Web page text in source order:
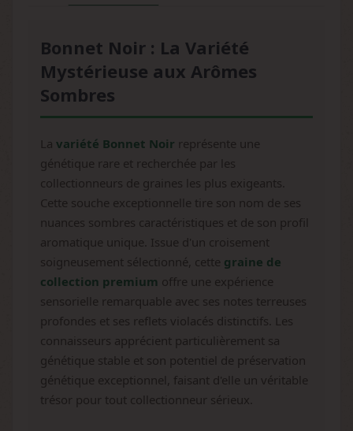
Bonnet Noir : La Variété
Mystérieuse aux Arômes
Sombres
La variété Bonnet Noir représente une
génétique rare et recherchée par les
collectionneurs de graines les plus exigeants.
Cette souche exceptionnelle tire son nom de ses
nuances sombres caractéristiques et de son profil
aromatique unique. Issue d'un croisement
soigneusement sélectionné, cette graine de
collection premium offre une expérience
sensorielle remarquable avec ses notes terreuses
profondes et ses reflets violacés distinctifs. Les
connaisseurs apprécient particulièrement sa
génétique stable et son potentiel de préservation
génétique exceptionnel, faisant d'elle un véritable
trésor pour tout collectionneur sérieux.